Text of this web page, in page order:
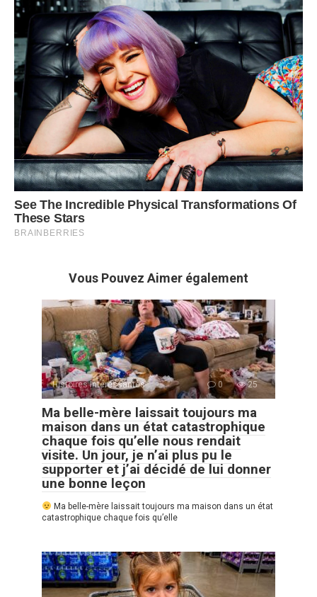
Vous Pouvez Aimer également
Histoires Intéressantes 0 25
Ma belle-mère laissait toujours ma
maison dans un état catastrophique
chaque fois qu’elle nous rendait
visite. Un jour, je n’ai plus pu le
supporter et j’ai décidé de lui donner
une bonne leçon
Ma belle-mère laissait toujours ma maison dans un état
catastrophique chaque fois qu’elle